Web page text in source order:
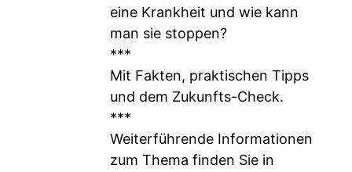
eine Krankheit und wie kann
man sie stoppen?
***
Mit Fakten, praktischen Tipps
und dem Zukunfts-Check.
***
Weiterführende Informationen
zum Thema finden Sie in